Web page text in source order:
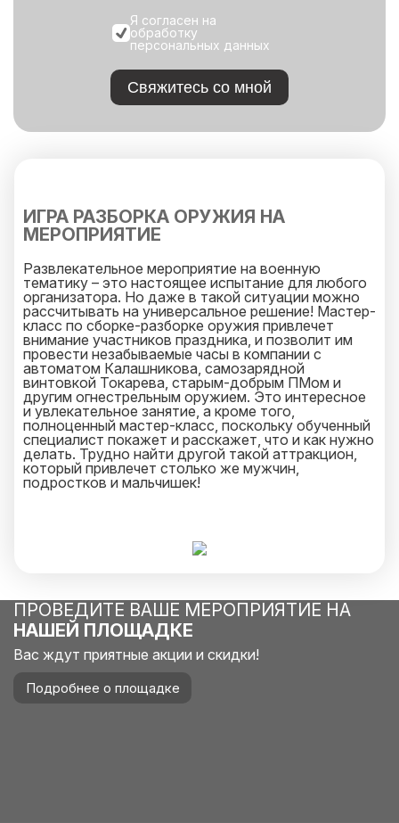
Я согласен на
обработку
персональных данных
Свяжитесь со мной
ИГРА РАЗБОРКА ОРУЖИЯ НА
МЕРОПРИЯТИЕ
Развлекательное мероприятие на военную
тематику – это настоящее испытание для любого
организатора. Но даже в такой ситуации можно
рассчитывать на универсальное решение! Мастер-
класс по сборке-разборке оружия привлечет
внимание участников праздника, и позволит им
провести незабываемые часы в компании с
автоматом Калашникова, самозарядной
винтовкой Токарева, старым-добрым ПМом и
другим огнестрельным оружием. Это интересное
и увлекательное занятие, а кроме того,
полноценный мастер-класс, поскольку обученный
специалист покажет и расскажет, что и как нужно
делать. Трудно найти другой такой аттракцион,
который привлечет столько же мужчин,
подростков и мальчишек!
ПРОВЕДИТЕ ВАШЕ МЕРОПРИЯТИЕ НА
НАШЕЙ ПЛОЩАДКЕ
Вас ждут приятные акции и скидки!
Подробнее о площадке